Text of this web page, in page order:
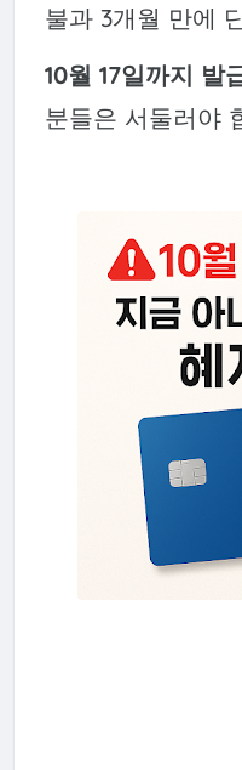
불과 3개월 만에
10월 17일까지 발
분들은 서둘러야